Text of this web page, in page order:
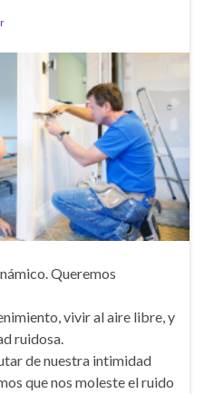
Queremos
vivir al aire libre, y
ruidosa.
de nuestra intimidad
que nos moleste el ruido